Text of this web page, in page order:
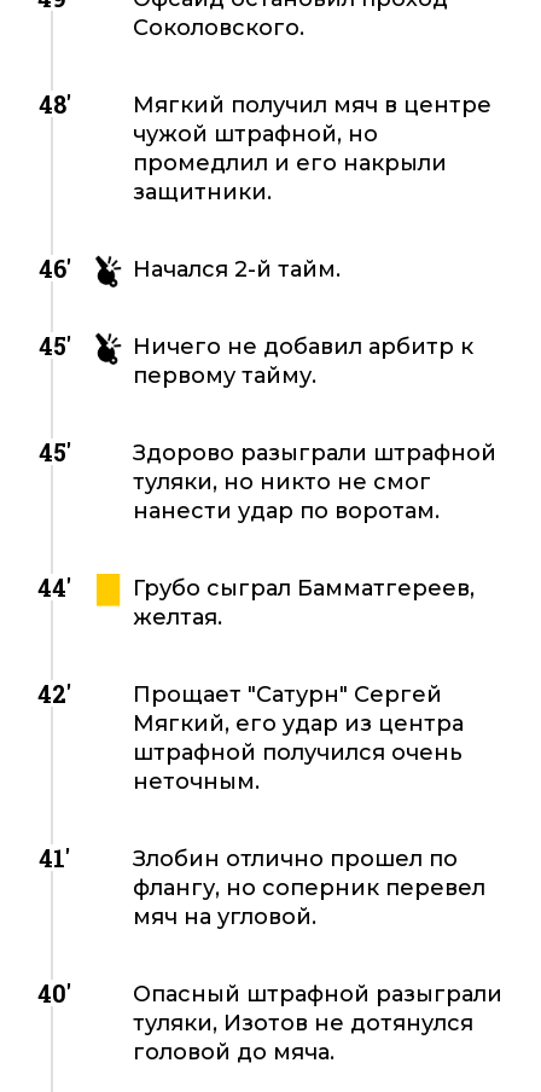
Соколовского.
48'
Мягкий получил мяч в центре
чужой штрафной, но
промедлил и его накрыли
защитники.
46' Начался 2-й тайм.
45'
Ничего не добавил арбитр к
первому тайму.
45'
Здорово разыграли штрафной
туляки, но никто не смог
нанести удар по воротам.
44'
Грубо сыграл Бамматгереев,
желтая.
42'
Прощает "Сатурн" Сергей
Мягкий, его удар из центра
штрафной получился очень
неточным.
41'
Злобин отлично прошел по
флангу, но соперник перевел
мяч на угловой.
40'
Опасный штрафной разыграли
туляки, Изотов не дотянулся
головой до мяча.